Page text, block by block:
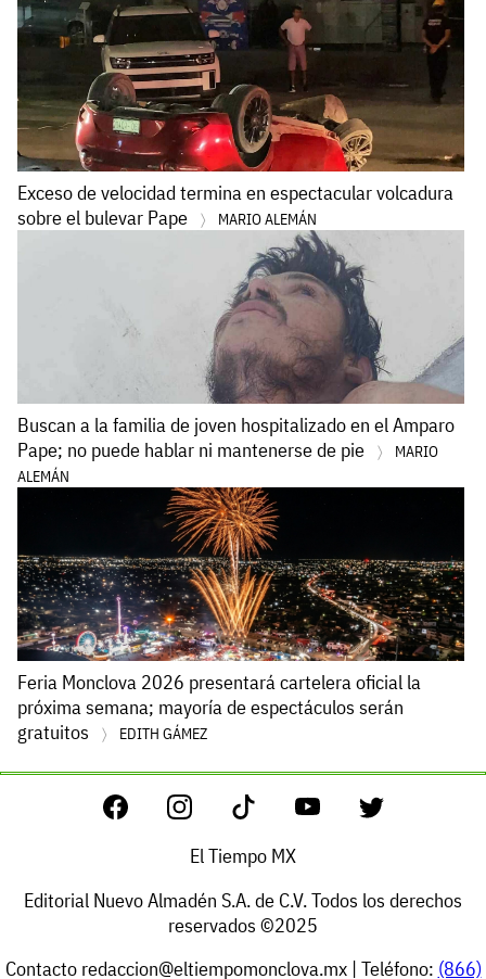
Exceso de velocidad termina en espectacular volcadura
sobre el bulevar Pape
MARIO ALEMÁN
Buscan a la familia de joven hospitalizado en el Amparo
Pape; no puede hablar ni mantenerse de pie
MARIO
ALEMÁN
Feria Monclova 2026 presentará cartelera oficial la
próxima semana; mayoría de espectáculos serán
gratuitos
EDITH GÁMEZ
El Tiempo MX
Editorial Nuevo Almadén S.A. de C.V. Todos los derechos
reservados ©2025
Contacto redaccion@eltiempomonclova.mx| Teléfono: (866)